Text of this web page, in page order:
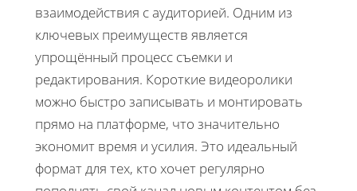
взаимодействия с аудиторией. Одним из
ключевых преимуществ является
упрощённый процесс съемки и
редактирования. Короткие видеоролики
можно быстро записывать и монтировать
прямо на платформе, что значительно
экономит время и усилия. Это идеальный
формат для тех, кто хочет регулярно